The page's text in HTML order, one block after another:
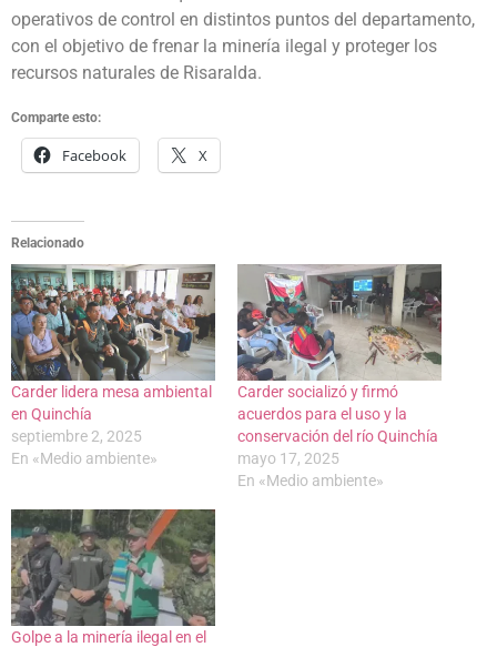
operativos de control en distintos puntos del departamento,
con el objetivo de frenar la minería ilegal y proteger los
recursos naturales de Risaralda.
Comparte esto:
Facebook X
Relacionado
Carder lidera mesa ambiental
en Quinchía
septiembre 2, 2025
En «Medio ambiente»
Carder socializó y firmó
acuerdos para el uso y la
conservación del río Quinchía
mayo 17, 2025
En «Medio ambiente»
Golpe a la minería ilegal en el